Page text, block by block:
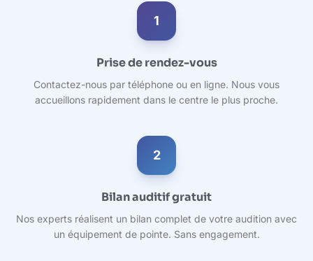
1
Prise de rendez-vous
Contactez-nous par téléphone ou en ligne. Nous vous
accueillons rapidement dans le centre le plus proche.
2
Bilan auditif gratuit
Nos experts réalisent un bilan complet de votre audition avec
un équipement de pointe. Sans engagement.